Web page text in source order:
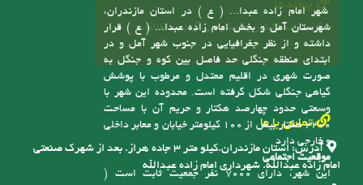
وسعتی حدود چهارصد هکتار و حریم آن با مساحت
2200 هکتار بیش از 100 کیلومتر خیابان و معابر داخلی
و خارجی دارد
موقعیت اجتماعی
این شهر، دارای 7000 نفر جمعیت ثابت است (
مسئولین شهر جمعیت ثابت شهر را بسیار بیشتر از این
رقم می دانند) ضمن اینکه دارای حداقل 2000 نفر
جمعیت غیرثابت نیز هست که یکی از دلایل اصلی آن
وجود حرم مقدس امام زاده عبدا... ( ع ) و دیگر امام
زادگان است، این موضوع باعث رونق توریست مذهبی
این منطقه شده، که در استان مازندران زبانزد می باشد،
تماس با ما
آدرس:
استان مازندران.کیلو متر ۳ جاده هراز. بعد از شهرک صنعتی
امام زاده عبدالله. شهرداری امام زاده عبدالله
تلفن: 6-01143123755
نقشه سایت